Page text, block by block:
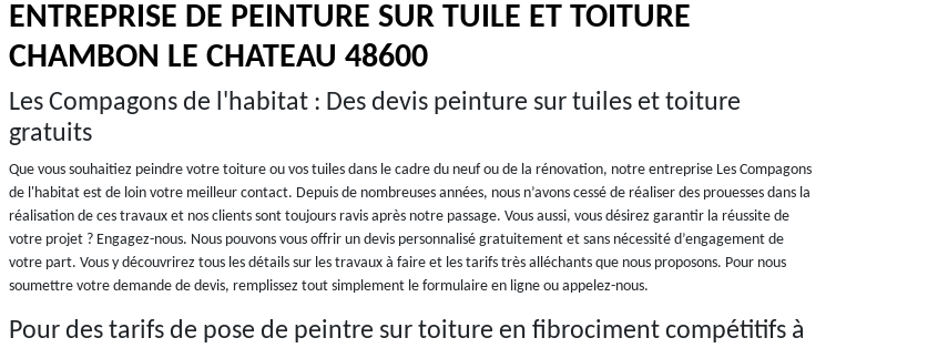
ENTREPRISE DE PEINTURE SUR TUILE ET TOITURE
CHAMBON LE CHATEAU 48600
Les Compagons de l'habitat : Des devis peinture sur tuiles et toiture
gratuits
Que vous souhaitiez peindre votre toiture ou vos tuiles dans le cadre du neuf ou de la rénovation, notre entreprise Les Compagons
de l'habitat est de loin votre meilleur contact. Depuis de nombreuses années, nous n’avons cessé de réaliser des prouesses dans la
réalisation de ces travaux et nos clients sont toujours ravis après notre passage. Vous aussi, vous désirez garantir la réussite de
votre projet ? Engagez-nous. Nous pouvons vous offrir un devis personnalisé gratuitement et sans nécessité d’engagement de
votre part. Vous y découvrirez tous les détails sur les travaux à faire et les tarifs très alléchants que nous proposons. Pour nous
soumettre votre demande de devis, remplissez tout simplement le formulaire en ligne ou appelez-nous.
Pour des tarifs de pose de peintre sur toiture en fibrociment compétitifs à